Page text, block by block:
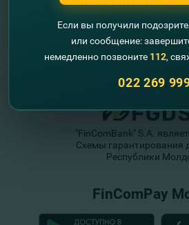
"FinComBank" S.A.
Схемы гарантирования
Республики
FinComPay
Если вы получили
или сообщение:
немедленно позвоните 112,
022 269